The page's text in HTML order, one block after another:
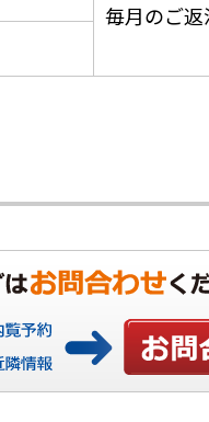
毎月のご
お問い合